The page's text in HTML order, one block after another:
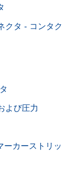
クタ - コンタク
よび圧力
ーカーストリッ